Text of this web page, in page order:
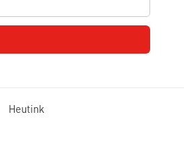
Heutink